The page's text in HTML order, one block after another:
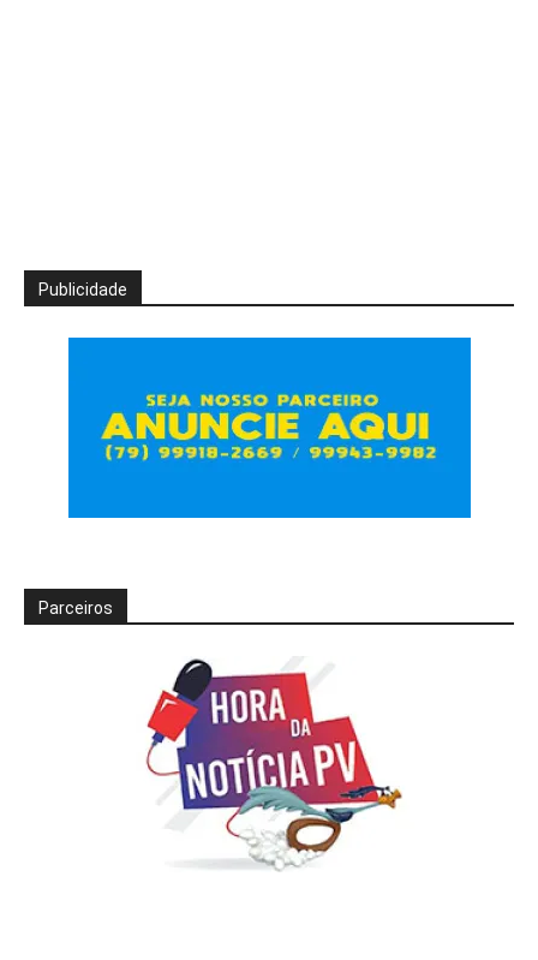
Publicidade
Parceiros